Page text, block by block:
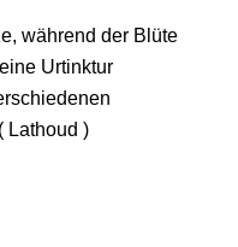
während der Blüte
Urtinktur
Lathoud )